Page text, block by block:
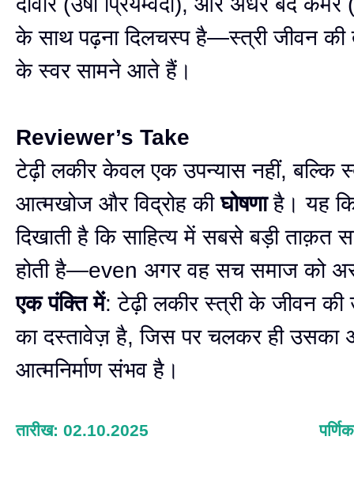
के साथ पढ़ना दिलचस्प है—स्त्री जीवन की
के स्वर सामने आते हैं।
Reviewer’s Take
टेढ़ी लकीर केवल एक उपन्यास नहीं, बल्कि
आत्मखोज और विद्रोह कीघोषणाहै। यह
दिखाती है कि साहित्य में सबसे बड़ी ताक़त
होती है—even अगर वह सच समाज को
एक पंक्ति में: टेढ़ी लकीर स्त्री के जीवन की
का दस्तावेज़ है, जिस पर चलकर ही उसका
आत्मनिर्माण संभव है।
तारीख: 02.10.2025